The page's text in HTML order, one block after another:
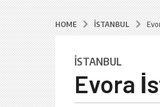
HOME İSTANBUL
8
y
ı
İSTANBUL
Evora